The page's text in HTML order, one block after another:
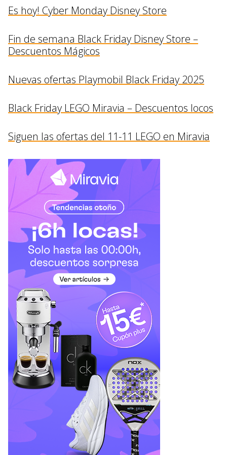
Es hoy! Cyber Monday Disney Store
Fin de semana Black Friday Disney Store –
Descuentos Mágicos
Nuevas ofertas Playmobil Black Friday 2025
Black Friday LEGO Miravia – Descuentos locos
Siguen las ofertas del 11-11 LEGO en Miravia